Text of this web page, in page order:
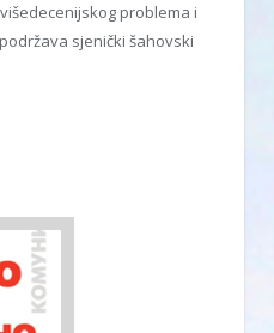
problema i
sjenički šahovski